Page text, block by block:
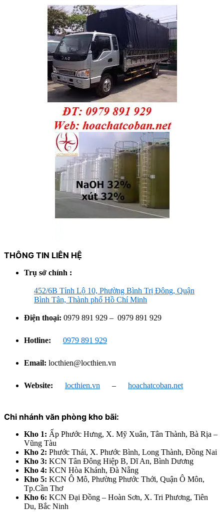
THÔNG TIN LIÊN HỆ
Trụ sở chính :
452/6B Tỉnh Lộ 10, Phường Bình Trị Đông, Quận
Bình Tân, Thành phố Hồ Chí Minh
Điện thoại: 0979 891 929 – 0979 891 929
Hotline: 0979 891 929
Email: locthien@locthien.vn
Website: locthien.vn – hoachatcoban.net
Chi nhánh văn phòng kho bãi:
Kho 1: Ấp Phước Hưng, X. Mỹ Xuân, Tân Thành, Bà Rịa –
Vũng Tàu
Kho 2: Phước Thái, X. Phước Bình, Long Thành, Đồng Nai
Kho 3: KCN Tân Đông Hiệp B, Dĩ An, Bình Dương
Kho 4: KCN Hòa Khánh, Đà Nẵng
Kho 5: KCN Ô Mô, Phường Phước Thới, Quận Ô Môn,
Tp.Cần Thơ
Kho 6: KCN Đại Đồng – Hoàn Sơn, X. Tri Phương, Tiên
Du, Bắc Ninh